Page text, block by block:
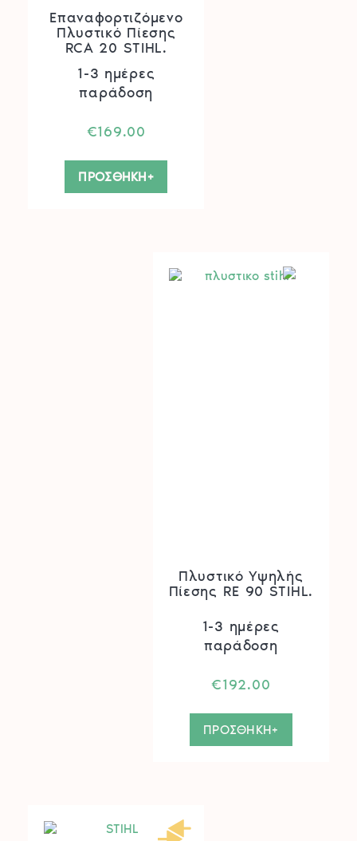
Επαναφορτιζόμενο
Πλυστικό Πίεσης
RCA 20 STIHL.
1-3 ημέρες
παράδοση
€169.00
ΠΡΟΣΘΗΚΗ+
Πλυστικό Υψηλής
Πίεσης RE 90 STIHL.
1-3 ημέρες
παράδοση
€192.00
ΠΡΟΣΘΗΚΗ+